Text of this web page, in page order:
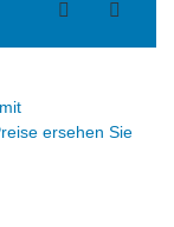
ersehen Sie